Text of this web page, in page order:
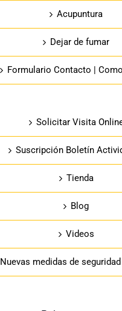
Acupuntura
Dejar de fumar
Formulario Contacto |
Solicitar Visita
Suscripción Boletín
Tienda
Blog
Videos
Nuevas medidas de